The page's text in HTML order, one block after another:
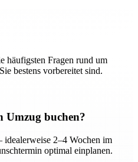
häufigsten Fragen rund um
bestens vorbereitet sind.
Umzug buchen?
2–4 Wochen im
optimal einplanen.